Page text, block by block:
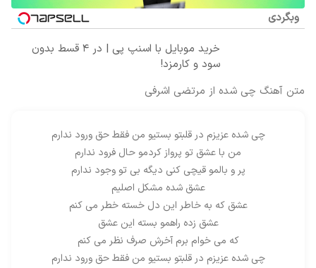
وبگردی
خرید موبایل با اسنپ پی | در ۴ قسط بدون
سود و کارمزد!
متن آهنگ چی شده از مرتضی اشرفی
چی شده عزیزم در قلبتو بستیو من فقط حق ورود ندارم
من با عشق تو پرواز کردمو حال فرود ندارم
پر و بالمو قیچی کنی دیگه بی تو وجود ندارم
عشق شده مشکل اصلیم
عشق که به خاطر این دل خسته خطر می کنم
عشق زده راهمو بسته این عشق
که می خوام برم آخرش صرف نظر می کنم
چی شده عزیزم در قلبتو بستیو من فقط حق ورود ندارم